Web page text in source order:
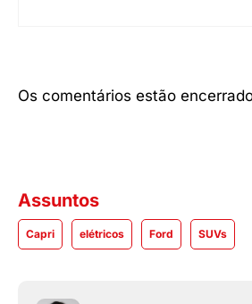
Os comentários estão
Assuntos
Capri elétricos Ford SUVs